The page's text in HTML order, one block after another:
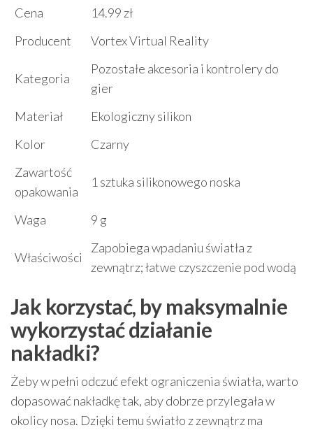
Cena
14.99 zł
Producent
Vortex Virtual Reality
Kategoria
Pozostałe akcesoria i kontrolery do
gier
Materiał
Ekologiczny silikon
Kolor
Czarny
Zawartość
opakowania
1 sztuka silikonowego noska
Waga 9 g
Właściwości
Zapobiega wpadaniu światła z
zewnątrz; łatwe czyszczenie pod wodą
Jak korzystać, by maksymalnie
wykorzystać działanie
nakładki?
Żeby w pełni odczuć efekt ograniczenia światła, warto
dopasować nakładkę tak, aby dobrze przylegała w
okolicy nosa. Dzięki temu światło z zewnątrz ma